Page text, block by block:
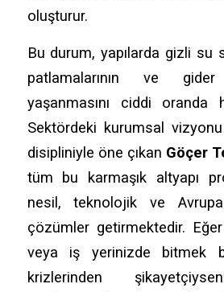
oluşturur.
Bu durum, yapılarda gizli su
patlamalarının ve gider
yaşanmasını ciddi oranda
Sektördeki kurumsal
disipliniyle öne çıkan Göçer
tüm bu karmaşık altyapı
nesil, teknolojik ve Avrupa
çözümler getirmektedir.
veya iş yerinizde bitmek
krizlerinden